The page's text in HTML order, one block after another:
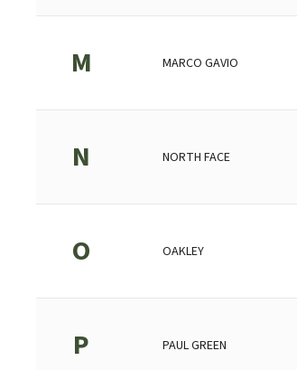
M MARCO GAVIO
N NORTH FACE
O OAKLEY
P PAUL GREEN